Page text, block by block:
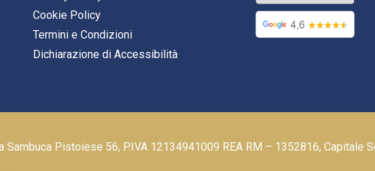
Cookie Policy
Termini e Condizioni
Dichiarazione di Accessibilità
Pistoiese 56, P.IVA 12134941009 REA RM – 1352816, Capitale